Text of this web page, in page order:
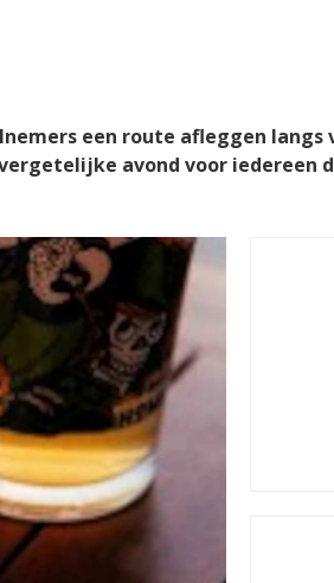
een route afleggen
avond voor iedereen